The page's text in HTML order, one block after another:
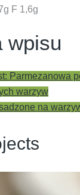
F 1,6g
wpisu
Parmezanowa
warzyw
na